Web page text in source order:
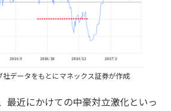
社データをもとにマネックス証券が作成
最近にかけての中豪対立激化といっ